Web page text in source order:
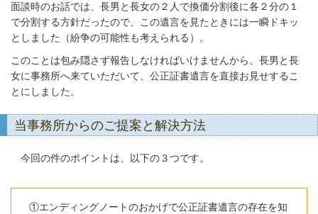
面談時のお話では、長男と長女の２人で換価分割後に各２分の１
で分割する方針だったので、この遺言を見たときには一瞬ドキッ
としました（紛争の可能性も考えられる）。
このことは包み隠さず報告しなければいけませんから、長男と長
女に事務所へ来ていただいて、公正証書遺言を直接お見せするこ
とにしました。
当事務所からのご提案と解決方法
今回の件のポイントは、以下の３つです。
①エンディングノートのおかげで公正証書遺言の存在を知